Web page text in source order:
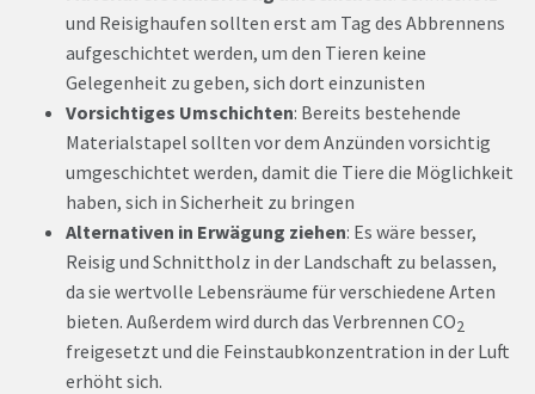
und Reisighaufen sollten erst am Tag des Abbrennens
aufgeschichtet werden, um den Tieren keine
Gelegenheit zu geben, sich dort einzunisten
Vorsichtiges Umschichten: Bereits bestehende
Materialstapel sollten vor dem Anzünden vorsichtig
umgeschichtet werden, damit die Tiere die Möglichkeit
haben, sich in Sicherheit zu bringen
Alternativen in Erwägung ziehen: Es wäre besser,
Reisig und Schnittholz in der Landschaft zu belassen,
da sie wertvolle Lebensräume für verschiedene Arten
bieten. Außerdem wird durch das Verbrennen CO2
freigesetzt und die Feinstaubkonzentration in der Luft
erhöht sich.